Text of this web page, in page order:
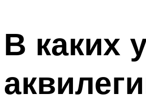
В каких